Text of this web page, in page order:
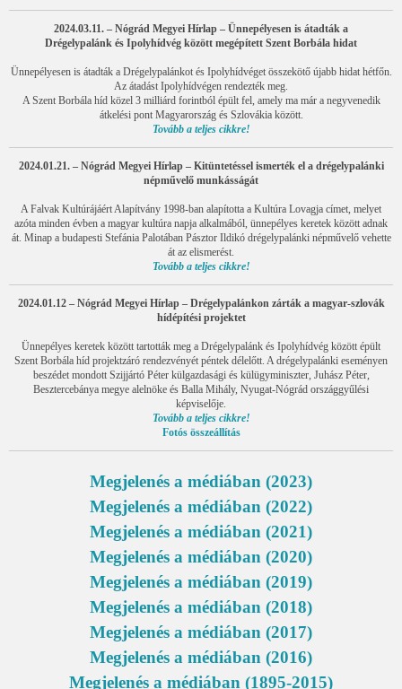
2024.03.11. – Nógrád Megyei Hírlap – Ünnepélyesen is átadták a
Drégelypalánk és Ipolyhídvég között megépített Szent Borbála hidat
Ünnepélyesen is átadták a Drégelypalánkot és Ipolyhídvéget összekötő újabb hidat hétfőn.
Az átadást Ipolyhídvégen rendezték meg.
A Szent Borbála híd közel 3 milliárd forintból épült fel, amely ma már a negyvenedik
átkelési pont Magyarország és Szlovákia között.
Tovább a teljes cikkre!
2024.01.21. – Nógrád Megyei Hírlap – Kitüntetéssel ismerték el a drégelypalánki
népművelő munkásságát
A Falvak Kultúrájáért Alapítvány 1998-ban alapította a Kultúra Lovagja címet, melyet
azóta minden évben a magyar kultúra napja alkalmából, ünnepélyes keretek között adnak
át. Minap a budapesti Stefánia Palotában Pásztor Ildikó drégelypalánki népművelő vehette
át az elismerést.
Tovább a teljes cikkre!
2024.01.12 – Nógrád Megyei Hírlap – Drégelypalánkon zárták a magyar-szlovák
hídépítési projektet
Ünnepélyes keretek között tartották meg a Drégelypalánk és Ipolyhídvég között épült
Szent Borbála híd projektzáró rendezvényét péntek délelőtt. A drégelypalánki eseményen
beszédet mondott Szijjártó Péter külgazdasági és külügyminiszter, Juhász Péter,
Besztercebánya megye alelnöke és Balla Mihály, Nyugat-Nógrád országgyűlési
képviselője.
Tovább a teljes cikkre!
Fotós összeállítás
Megjelenés a médiában (2023)
Megjelenés a médiában (2022)
Megjelenés a médiában (2021)
Megjelenés a médiában (2020)
Megjelenés a médiában (2019)
Megjelenés a médiában (2018)
Megjelenés a médiában (2017)
Megjelenés a médiában (2016)
Megjelenés a médiában (1895-2015)